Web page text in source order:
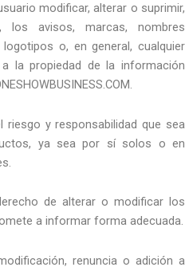
modificar, alterar o suprimir,
avisos, marcas, nombres
o, en general, cualquier
la propiedad de la información
riesgo y responsabilidad que sea
ya sea por sí solos o en
de alterar o modificar los
a informar forma adecuada.
renuncia o adición a